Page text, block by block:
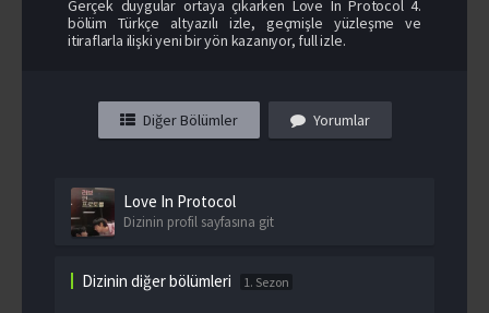
Gerçek duygular ortaya çıkarken Love In Protocol 4.
bölüm Türkçe altyazılı izle, geçmişle yüzleşme ve
itiraflarla ilişki yeni bir yön kazanıyor, full izle.
Diğer Bölümler Yorumlar
Love In Protocol
Dizinin profil sayfasına git
Dizinin diğer bölümleri 1. Sezon